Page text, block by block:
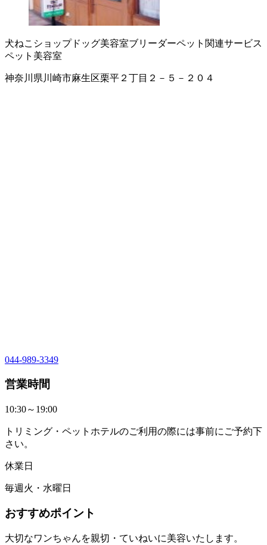
犬ねこショップドッグ美容室ブリーダーペット関連サービス
ペット美容室
神奈川県川崎市麻生区栗平２丁目２－５－２０４
044-989-3349
営業時間
10:30～19:00
トリミング・ペットホテルのご利用の際には事前にご予約下
さい。
休業日
毎週火・水曜日
おすすめポイント
大切なワンちゃんを親切・ていねいに美容いたします。